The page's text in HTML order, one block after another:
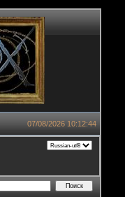
07/08/2026 10:12:44